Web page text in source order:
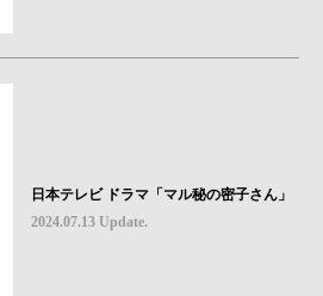
日本テレビ ドラマ「マル秘の密子さん」
2024.07.13 Update.